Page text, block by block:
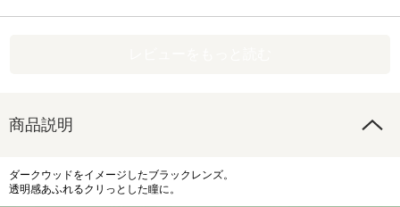
商品説明
ダークウッドをイメージしたブラックレンズ。
透明感あふれるクリっとした瞳に。